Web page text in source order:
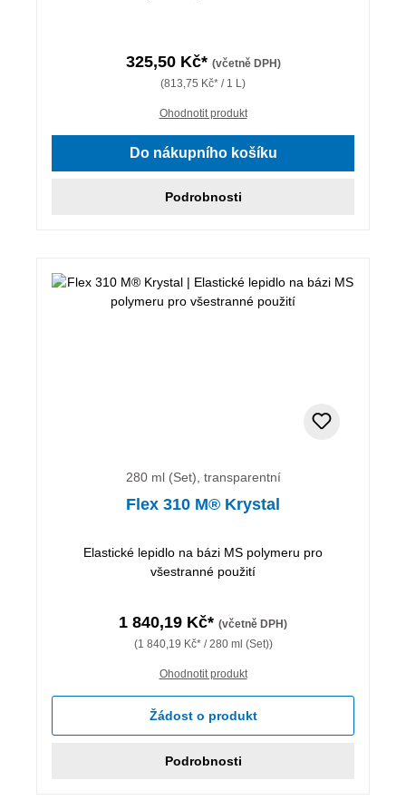
325,50 Kč* (včetně DPH)
(813,75 Kč* / 1 L)
Ohodnotit produkt
Do nákupního košíku
Podrobnosti
280 ml (Set), transparentní
Flex 310 M® Krystal
Elastické lepidlo na bázi MS polymeru pro
všestranné použití
1 840,19 Kč* (včetně DPH)
(1 840,19 Kč* / 280 ml (Set))
Ohodnotit produkt
Žádost o produkt
Podrobnosti